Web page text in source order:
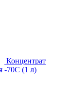
Концентрат
-70С (1 л)